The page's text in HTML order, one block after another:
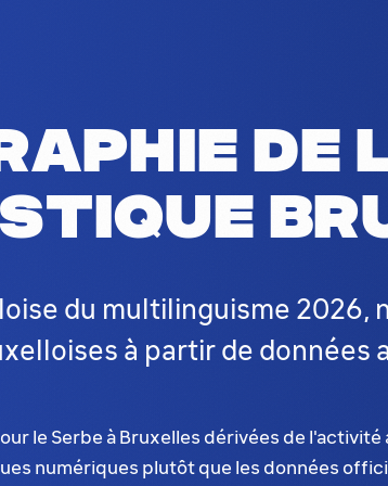
de
du multilinguisme 2026,
à partir de données
le Serbe à Bruxelles dérivées de
numériques plutôt que les données